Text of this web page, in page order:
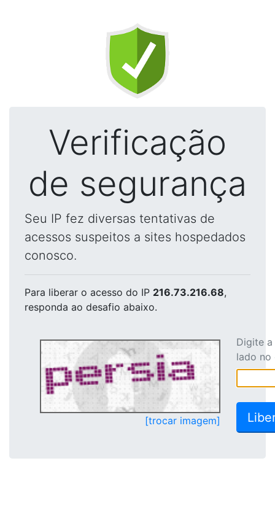
Verificação
de segurança
Seu IP fez diversas tentativas de
acessos suspeitos a sites hospedados
conosco.
Para liberar o acesso do IP 216.73.216.68,
responda ao desafio abaixo.
[trocar imagem]
Digite
lado no